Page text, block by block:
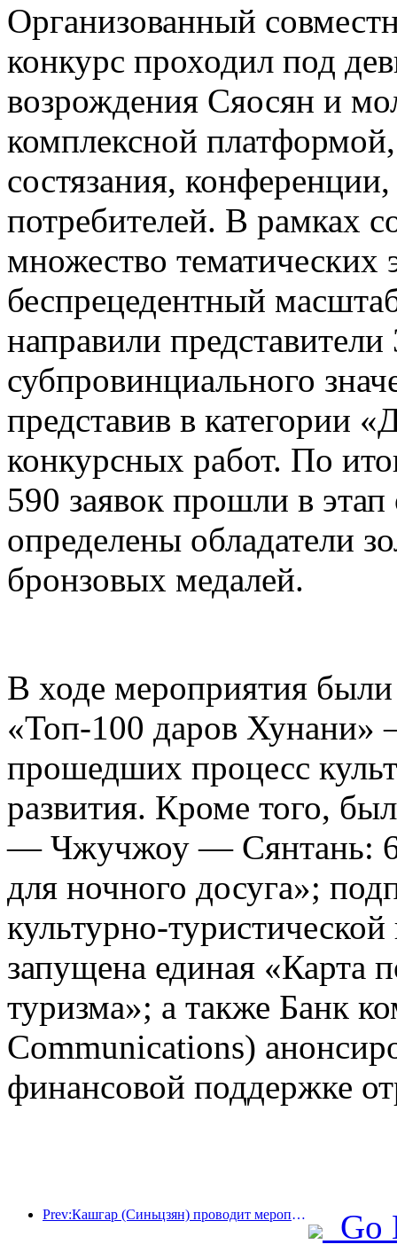
Организованный
конкурс проходил под
возрождения Сяосян и
комплексной
состязания,
потребителей. В рамках
множество тематических
беспрецедентный
направили
субпровинциального
представив в категории
конкурсных работ. По
590 заявок прошли в
определены обладатели
бронзовых медалей.
В ходе мероприятия были
«Топ-100 даров Хунани»
прошедших процесс
развития. Кроме того,
— Чжучжоу — Сянтань:
для ночного досуга»;
культурно-
запущена единая «Карта
туризма»; а также Банк
Communications)
финансовой поддержке
Prev:Кашгар (Синьцзян) проводит мероприятие по продвижению туризма с целью содействия межэтническому обмену. Go